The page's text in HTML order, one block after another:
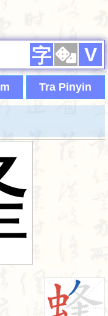
字 V
Tra Pinyin